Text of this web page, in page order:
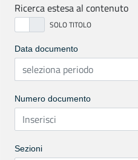
Ricerca estesa al contenuto
Data documento
Numero documento
Sezioni